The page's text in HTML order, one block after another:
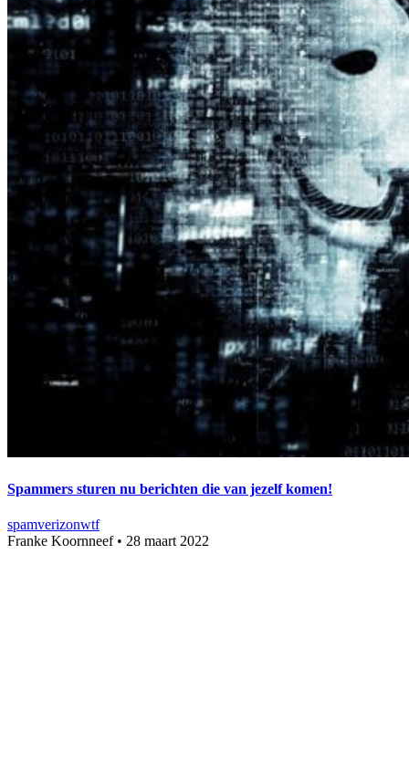
Spammers sturen nu berichten die van jezelf komen!
spamverizonwtf
Franke Koornneef• 28 maart 2022